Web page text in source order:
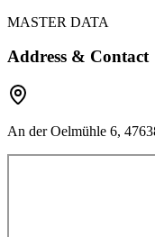
MASTER DATA
Address & Contact
An der Oelmühle 6,